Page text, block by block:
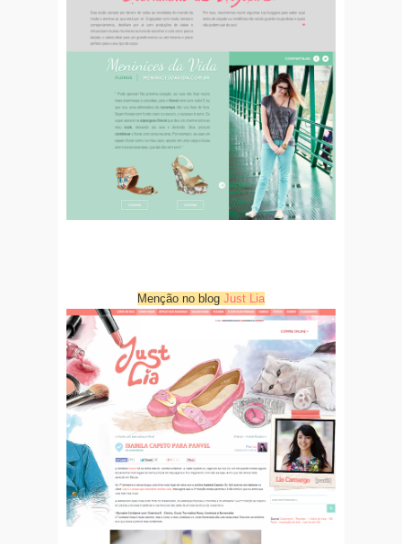
Menção no blog Just Lia